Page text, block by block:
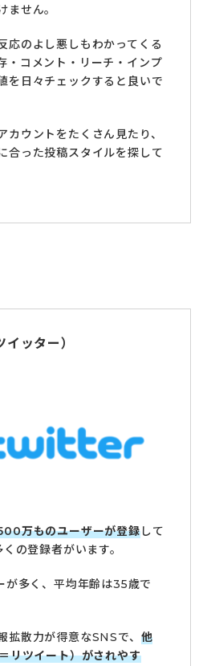
ません。
応のよし悪しもわかってくる
・コメント・リーチ・インプ
を日々チェックすると良いで
カウントをたくさん見たり、
合った投稿スタイルを探して
ッター）
万ものユーザーが登録して
の登録者がいます。
多く、平均年齢は35歳で
拡散力が得意なSNSで、 他
リツイート）がされやす